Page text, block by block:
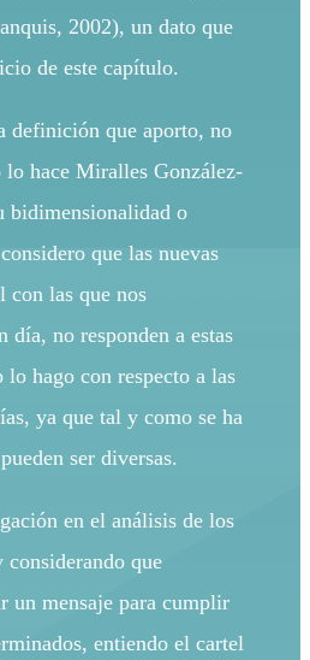
2002), un dato que
de este capítulo.
definición que aporto, no
lo hace Miralles González-
bidimensionalidad o
que las nuevas
con las que nos
día, no responden a estas
lo hago con respecto a las
ya que tal y como se ha
ser diversas.
en el análisis de los
considerando que
un mensaje para cumplir
entiendo el cartel